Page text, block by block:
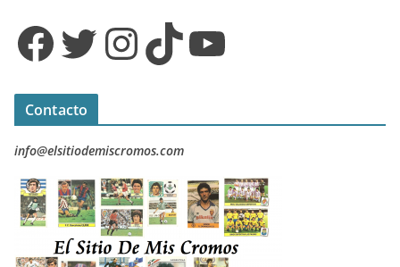
Facebook Twitter InstagramTikTok YouTube
Contacto
info@elsitiodemiscromos.com